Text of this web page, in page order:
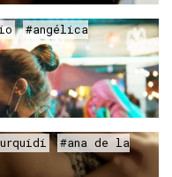
#angélica
#ana de la